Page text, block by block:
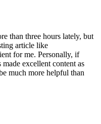
than three hours lately, but
article like
for me. Personally, if
excellent content as
much more helpful than